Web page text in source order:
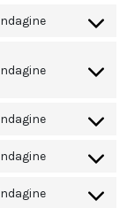
service
Consent
google-
Consent
google-
Consent
service
maps
Consent
service
Consent